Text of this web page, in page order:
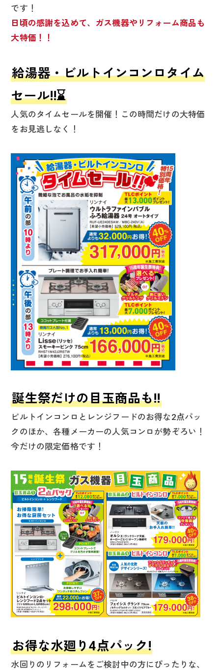
です！
日頃の感謝を込めて、ガス機器やリフォーム商品も
大特価！！
給湯器・ビルトインコンロタイム
セール!!⌛
人気のタイムセールを開催！この時間だけの大特価
をお見逃しなく！
誕生祭だけの目玉商品も!!
ビルトインコンロとレンジフードのお得な2点パッ
クのほか、各種メーカーの人気コンロが勢ぞろい！
今だけの限定価格です！
お得な水廻り4点パック!
水回りのリフォームをご検討中の方にぴったりな、